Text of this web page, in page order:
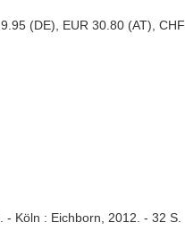
(DE), EUR 30.80 (AT), CHF
- Köln : Eichborn, 2012. - 32 S.